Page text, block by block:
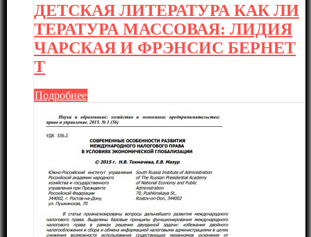
ДЕТСКАЯ ЛИТЕРАТУРА КАК ЛИ
ТЕРАТУРА МАССОВАЯ: ЛИДИЯ
ЧАРСКАЯ И ФРЭНСИС БЕРНЕТ
Т
Подробнее